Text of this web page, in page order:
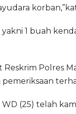
1 buah
Reskrim Polres
(25) telah